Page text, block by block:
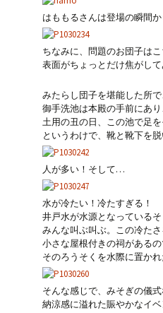
はももるさんは登場の瞬間
ちなみに、問題のお団子は
表面がちょっとだけ焦がし
みたらし団子を堪能した所
御手洗池は本殿の手前にあ
土用の丑の日、この池で足
というわけで、靴と靴下を
人が多い！そして…
水が冷たい！冷たすぎる！
井戸水が水源となっている
みんな叫ぶ叫ぶ。この冷た
小さな屋根付きの祠がある
そのろうそくを水際に置か
そんな感じで、みそぎの儀
納涼感に溢れた賑やかなイ